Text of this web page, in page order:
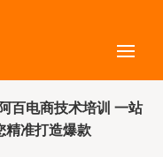
百电商技术培训 一站
精准打造爆款